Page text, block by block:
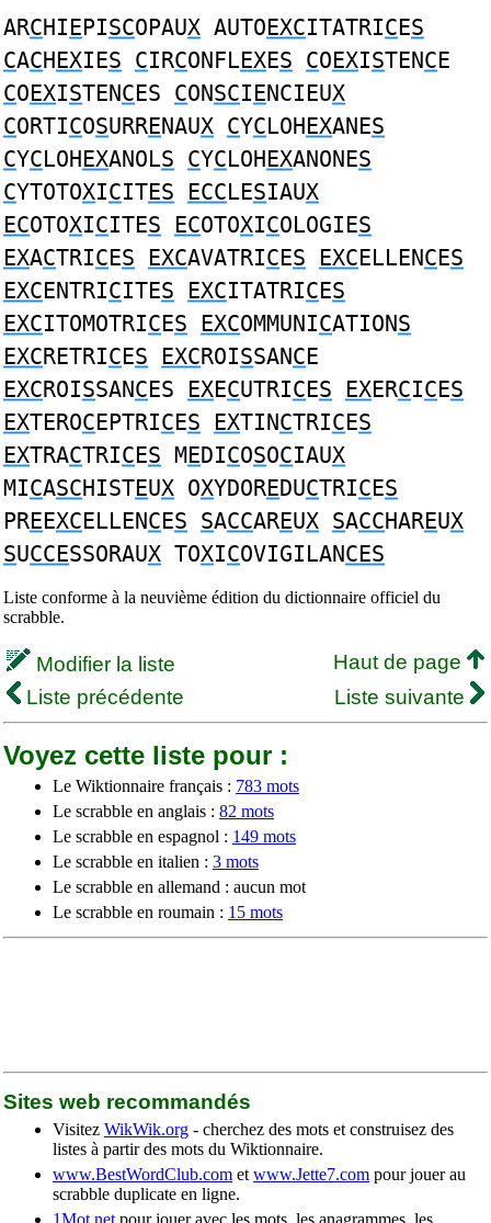
ARCHIEPISCOPAUX AUTOEXCITATRICES
CACHEXIES CIRCONFLEXES COEXISTENCE
COEXISTENCES CONSCIENCIEUX
CORTICOSURRENAUX CYCLOHEXANES
CYCLOHEXANOLS CYCLOHEXANONES
CYTOTOXICITES ECCLESIAUX
ECOTOXICITES ECOTOXICOLOGIES
EXACTRICES EXCAVATRICES EXCELLENCES
EXCENTRICITES EXCITATRICES
EXCITOMOTRICES EXCOMMUNICATIONS
EXCRETRICES EXCROISSANCE
EXCROISSANCES EXECUTRICES EXERCICES
EXTEROCEPTRICES EXTINCTRICES
EXTRACTRICES MEDICOSOCIAUX
MICASCHISTEUX OXYDOREDUCTRICES
PREEXCELLENCES SACCAREUX SACCHAREUX
SUCCESSORAUX TOXICOVIGILANCES
Liste conforme à la neuvième édition du dictionnaire officiel du
scrabble.
Modifier la liste
Haut de page
Liste précédente
Liste suivante
Voyez cette liste pour :
Le Wiktionnaire français : 783 mots
Le scrabble en anglais : 82 mots
Le scrabble en espagnol : 149 mots
Le scrabble en italien : 3 mots
Le scrabble en allemand : aucun mot
Le scrabble en roumain : 15 mots
Sites web recommandés
Visitez WikWik.org - cherchez des mots et construisez des
listes à partir des mots du Wiktionnaire.
www.BestWordClub.com et www.Jette7.com pour jouer au
scrabble duplicate en ligne.
1Mot.net pour jouer avec les mots, les anagrammes, les